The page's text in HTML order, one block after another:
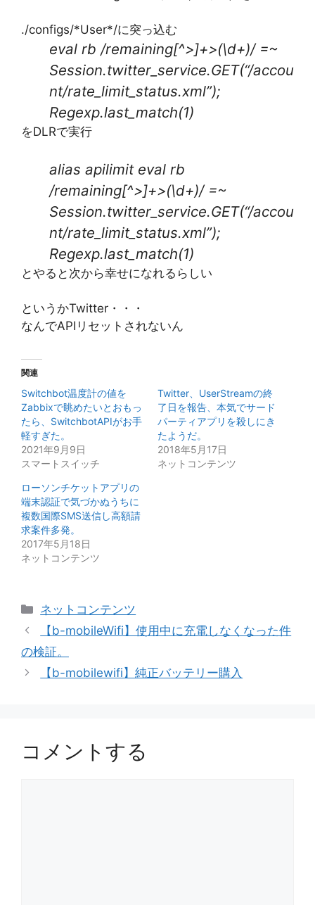
./configs/*User*/に突っ込む
eval rb /remaining[^>]+>(\d+)/ =~
Session.twitter_service.GET(“/accou
nt/rate_limit_status.xml”);
Regexp.last_match(1)
をDLRで実行
alias apilimit eval rb
/remaining[^>]+>(\d+)/ =~
Session.twitter_service.GET(“/accou
nt/rate_limit_status.xml”);
Regexp.last_match(1)
とやると次から幸せになれるらしい
というかTwitter・・・
なんでAPIリセットされないん
関連
Switchbot温度計の値を
Zabbixで眺めたいとおもっ
たら、SwitchbotAPIがお手
軽すぎた。
2021年9月9日
スマートスイッチ
Twitter、UserStreamの終
了日を報告、本気でサード
パーティアプリを殺しにき
たようだ。
2018年5月17日
ネットコンテンツ
ローソンチケットアプリの
端末認証で気づかぬうちに
複数国際SMS送信し高額請
求案件多発。
2017年5月18日
ネットコンテンツ
カ
テ
リ
ー
ネットコンテンツ
【b-mobileWifi】使用中に充電しなくなった件
の検証。
【b-mobilewifi】純正バッテリー購入
コメントする